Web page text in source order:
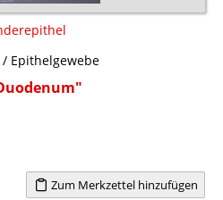
Epithelgewebe
Zum Merkzettel hinzufügen